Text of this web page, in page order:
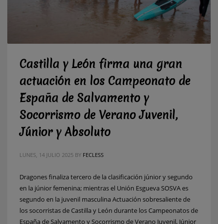
Castilla y León firma una gran
actuación en los Campeonato de
España de Salvamento y
Socorrismo de Verano Juvenil,
Júnior y Absoluto
LUNES, 14 JULIO 2025 BY FECLESS
Dragones finaliza tercero de la clasificación júnior y segundo
en la júnior femenina; mientras el Unión Esgueva SOSVA es
segundo en la juvenil masculina Actuación sobresaliente de
los socorristas de Castilla y León durante los Campeonatos de
España de Salvamento y Socorrismo de Verano Juvenil, Júnior